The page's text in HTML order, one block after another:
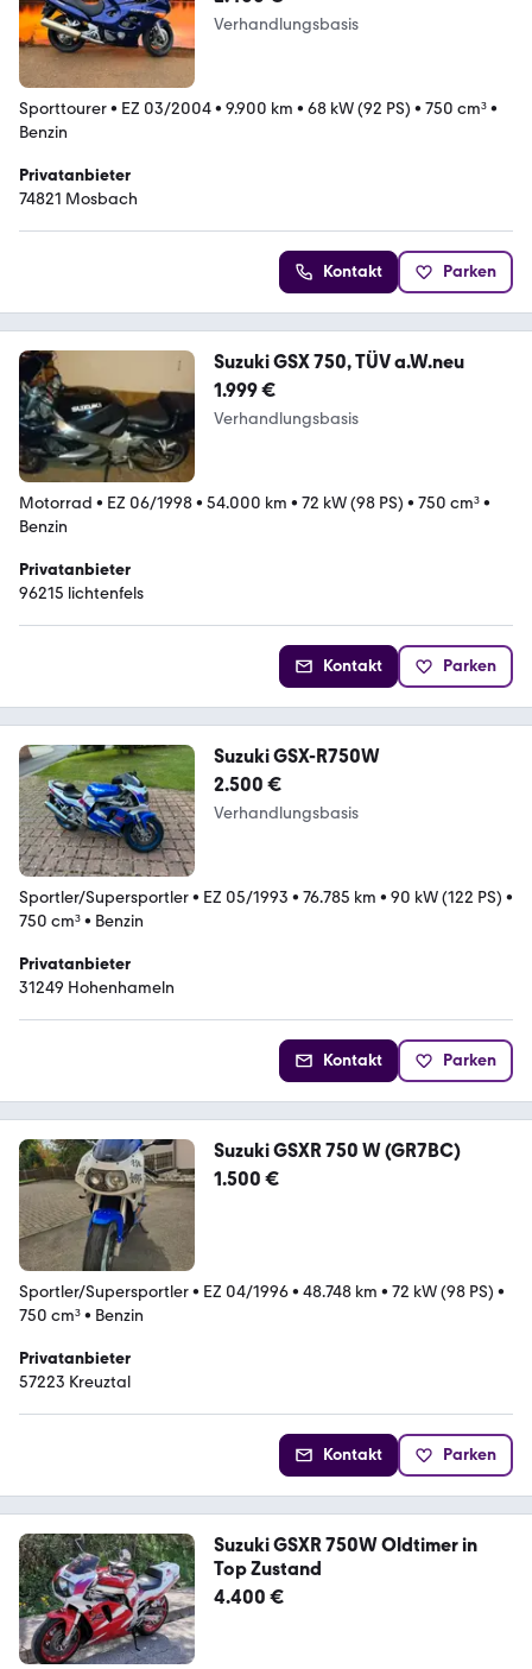
Verhandlungsbasis
Sporttourer• EZ 03/2004• 9.900 km • 68 kW (92 PS) • 750 cm³•
Benzin
Privatanbieter
74821 Mosbach
Kontakt Parken
Suzuki GSX 750, TÜV a.W.neu
1.999 €
Verhandlungsbasis
Motorrad • EZ 06/1998• 54.000 km • 72 kW (98 PS) • 750 cm³•
Benzin
Privatanbieter
96215 lichtenfels
Kontakt Parken
Suzuki GSX-R750W
2.500 €
Verhandlungsbasis
Sportler/Supersportler• EZ 05/1993 • 76.785 km • 90 kW (122 PS) •
750 cm³• Benzin
Privatanbieter
31249 Hohenhameln
Kontakt Parken
Suzuki GSXR 750 W (GR7BC)
1.500 €
Sportler/Supersportler• EZ 04/1996• 48.748 km • 72 kW (98 PS) •
750 cm³• Benzin
Privatanbieter
57223 Kreuztal
Kontakt Parken
Suzuki GSXR 750W Oldtimer in
Top Zustand
4.400 €